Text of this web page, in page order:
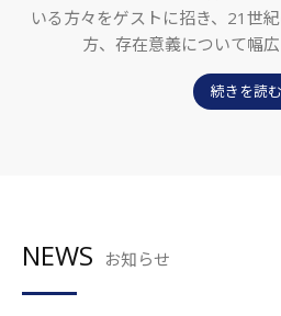
いる方々をゲストに招き、21世
方、存在意義について幅広
続きを読む
NEWS お知らせ